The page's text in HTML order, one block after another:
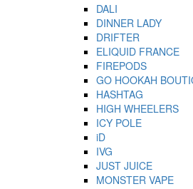
DALI
DINNER LADY
DRIFTER
ELIQUID FRANCE
FIREPODS
GO HOOKAH
HASHTAG
HIGH WHEELERS
ICY POLE
iD
IVG
JUST JUICE
MONSTER VAPE